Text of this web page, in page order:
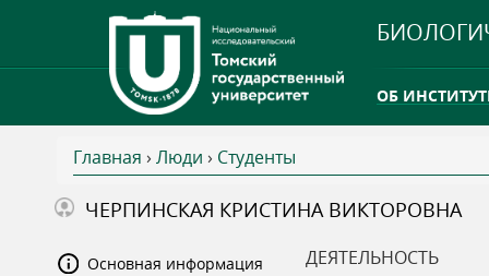
ОБ
ТГУ ОТКРЫЛ
В
ы
Главная › Люди › Студенты
ЧЕРПИНСКАЯ КРИСТИНА ВИКТОРОВНА
Основная информация
ДЕЯТЕЛЬНОСТЬ